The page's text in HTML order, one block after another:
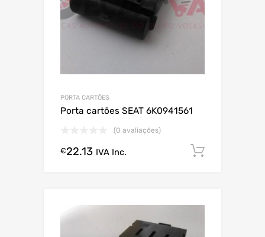
PORTA CARTÕES
Porta cartões SEAT 6K0941561
(0 avaliações)
€22.13 IVA Inc.